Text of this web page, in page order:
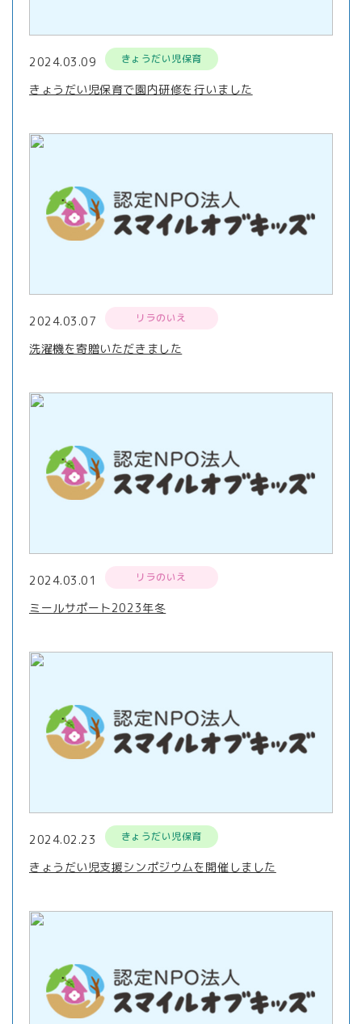
2024.03.09 きょうだい児保育
きょうだい児保育で園内研修を行いました
2024.03.07 リラのいえ
洗濯機を寄贈いただきました
2024.03.01 リラのいえ
ミールサポート2023年冬
2024.02.23 きょうだい児保育
きょうだい児支援シンポジウムを開催しました